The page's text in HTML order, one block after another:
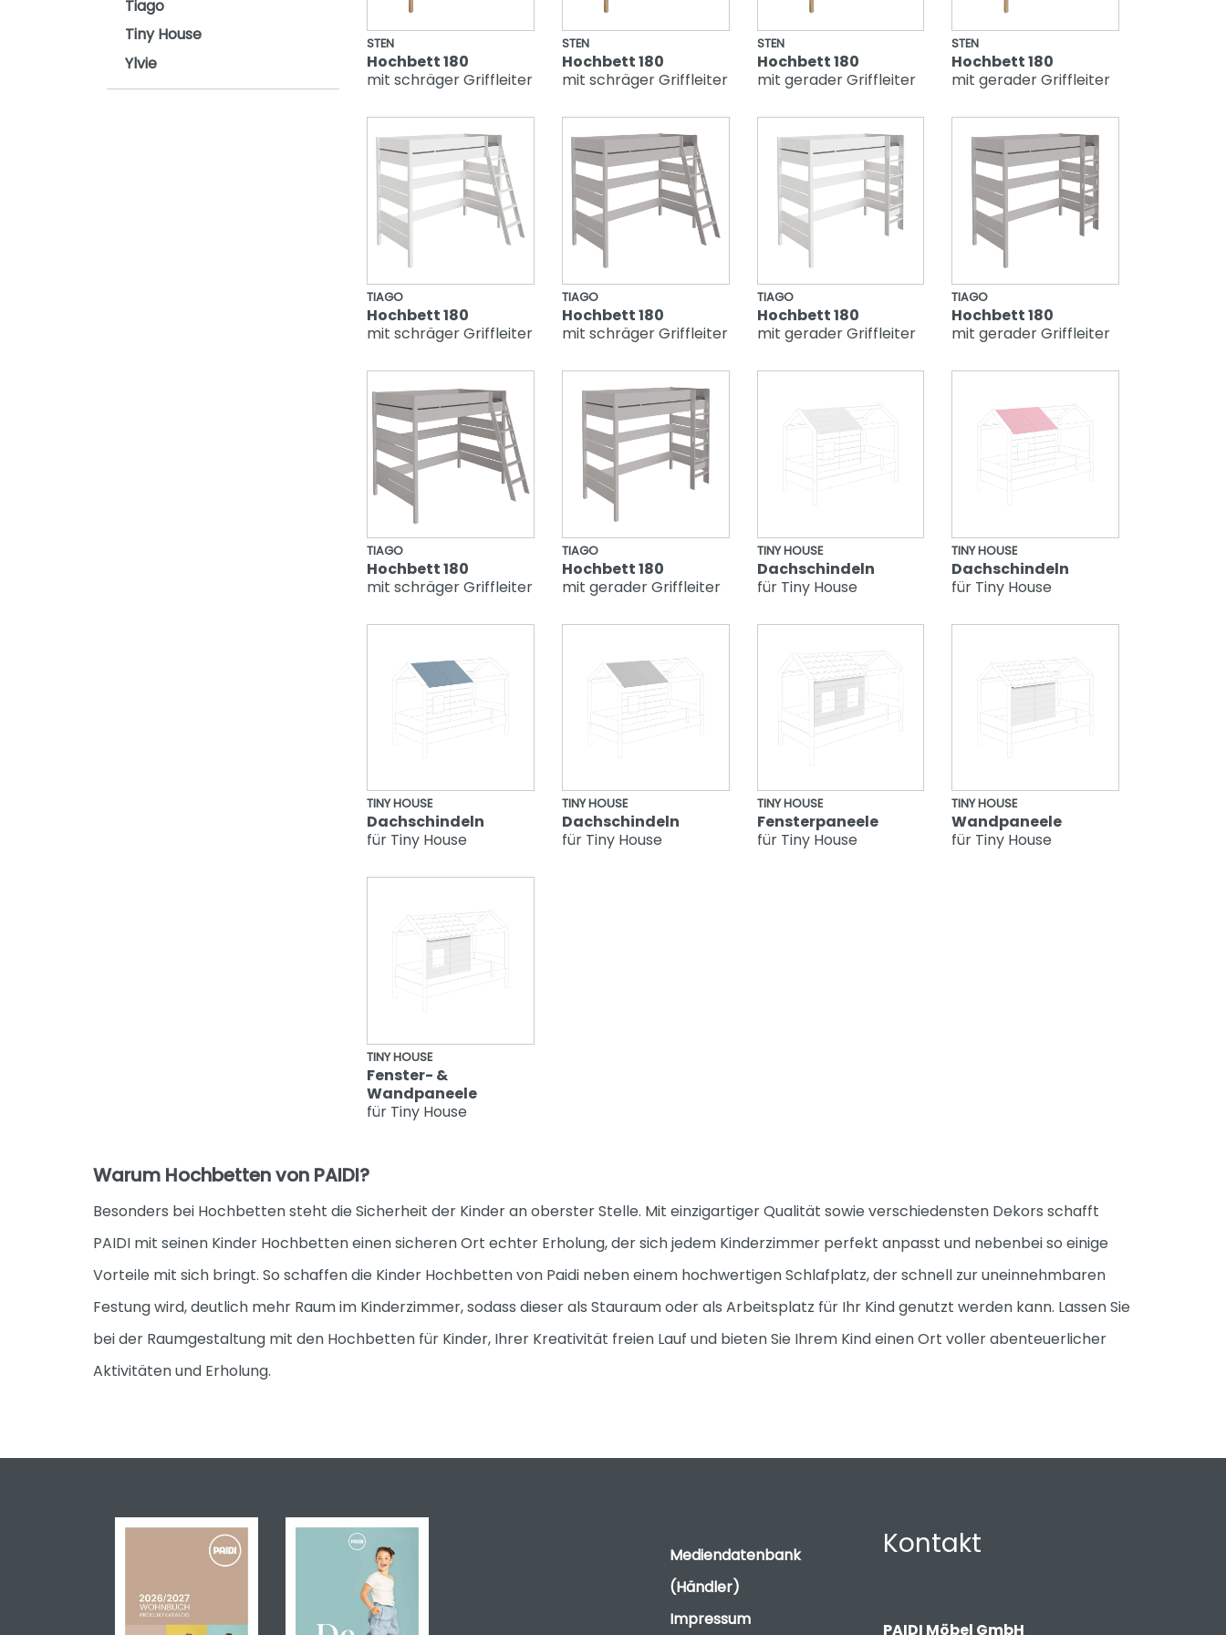
Oscar
Remo
Tiago
Tiny House
Ylvie
STEN
Hochbett 180
mit schräger Griffleiter
STEN
Hochbett 180
mit schräger Griffleiter
STEN
Hochbett 180
mit gerader Griffleiter
STEN
Hochbett 180
mit gerader Griffleiter
TIAGO
Hochbett 180
mit schräger Griffleiter
TIAGO
Hochbett 180
mit schräger Griffleiter
TIAGO
Hochbett 180
mit gerader Griffleiter
TIAGO
Hochbett 180
mit gerader Griffleiter
TIAGO
Hochbett 180
mit schräger Griffleiter
TIAGO
Hochbett 180
mit gerader Griffleiter
TINY HOUSE
Dachschindeln
für Tiny House
TINY HOUSE
Dachschindeln
für Tiny House
TINY HOUSE
Dachschindeln
für Tiny House
TINY HOUSE
Dachschindeln
für Tiny House
TINY HOUSE
Fensterpaneele
für Tiny House
TINY HOUSE
Wandpaneele
für Tiny House
TINY HOUSE
Fenster- &
Wandpaneele
für Tiny House
Warum Hochbetten von PAIDI?
Besonders bei Hochbetten steht die Sicherheit der Kinder an oberster Stelle. Mit einzigartiger Qualität sowie verschiedensten Dekors schafft
PAIDI mit seinen Kinder Hochbetten einen sicheren Ort echter Erholung, der sich jedem Kinderzimmer perfekt anpasst und nebenbei so einige
Vorteile mit sich bringt. So schaffen die Kinder Hochbetten von Paidi neben einem hochwertigen Schlafplatz, der schnell zur uneinnehmbaren
Festung wird, deutlich mehr Raum im Kinderzimmer, sodass dieser als Stauraum oder als Arbeitsplatz für Ihr Kind genutzt werden kann. Lassen Sie
bei der Raumgestaltung mit den Hochbetten für Kinder, Ihrer Kreativität freien Lauf und bieten Sie Ihrem Kind einen Ort voller abenteuerlicher
Aktivitäten und Erholung.
Mediendatenbank
(Händler)
Impressum
Kontakt
PAIDI Möbel GmbH